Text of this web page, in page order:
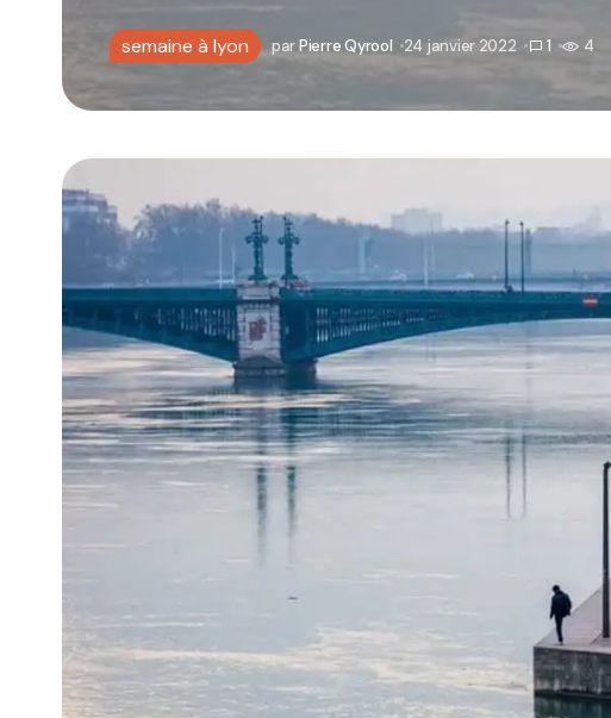
semaine à lyon parPierre Qyrool 24 janvier 2022 1 4